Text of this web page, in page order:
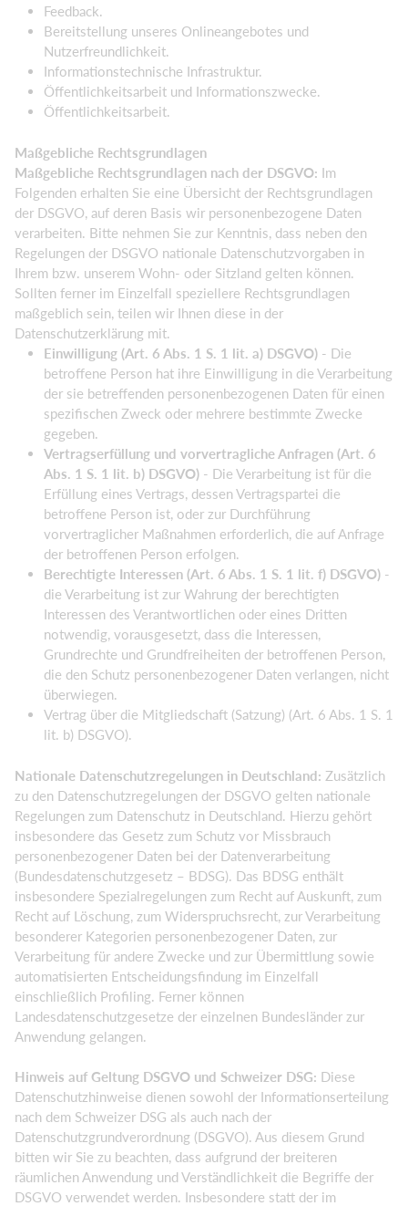
Feedback.
Bereitstellung unseres Onlineangebotes und
Nutzerfreundlichkeit.
Informationstechnische Infrastruktur.
Öffentlichkeitsarbeit und Informationszwecke.
Öffentlichkeitsarbeit.
Maßgebliche Rechtsgrundlagen
Maßgebliche Rechtsgrundlagen nach der DSGVO: Im
Folgenden erhalten Sie eine Übersicht der Rechtsgrundlagen
der DSGVO, auf deren Basis wir personenbezogene Daten
verarbeiten. Bitte nehmen Sie zur Kenntnis, dass neben den
Regelungen der DSGVO nationale Datenschutzvorgaben in
Ihrem bzw. unserem Wohn- oder Sitzland gelten können.
Sollten ferner im Einzelfall speziellere Rechtsgrundlagen
maßgeblich sein, teilen wir Ihnen diese in der
Datenschutzerklärung mit.
Einwilligung (Art. 6 Abs. 1 S. 1 lit. a) DSGVO) - Die
betroffene Person hat ihre Einwilligung in die Verarbeitung
der sie betreffenden personenbezogenen Daten für einen
spezifischen Zweck oder mehrere bestimmte Zwecke
gegeben.
Vertragserfüllung und vorvertragliche Anfragen (Art. 6
Abs. 1 S. 1 lit. b) DSGVO) - Die Verarbeitung ist für die
Erfüllung eines Vertrags, dessen Vertragspartei die
betroffene Person ist, oder zur Durchführung
vorvertraglicher Maßnahmen erforderlich, die auf Anfrage
der betroffenen Person erfolgen.
Berechtigte Interessen (Art. 6 Abs. 1 S. 1 lit. f) DSGVO) -
die Verarbeitung ist zur Wahrung der berechtigten
Interessen des Verantwortlichen oder eines Dritten
notwendig, vorausgesetzt, dass die Interessen,
Grundrechte und Grundfreiheiten der betroffenen Person,
die den Schutz personenbezogener Daten verlangen, nicht
überwiegen.
Vertrag über die Mitgliedschaft (Satzung) (Art. 6 Abs. 1 S. 1
lit. b) DSGVO).
Nationale Datenschutzregelungen in Deutschland: Zusätzlich
zu den Datenschutzregelungen der DSGVO gelten nationale
Regelungen zum Datenschutz in Deutschland. Hierzu gehört
insbesondere das Gesetz zum Schutz vor Missbrauch
personenbezogener Daten bei der Datenverarbeitung
(Bundesdatenschutzgesetz – BDSG). Das BDSG enthält
insbesondere Spezialregelungen zum Recht auf Auskunft, zum
Recht auf Löschung, zum Widerspruchsrecht, zur Verarbeitung
besonderer Kategorien personenbezogener Daten, zur
Verarbeitung für andere Zwecke und zur Übermittlung sowie
automatisierten Entscheidungsfindung im Einzelfall
einschließlich Profiling. Ferner können
Landesdatenschutzgesetze der einzelnen Bundesländer zur
Anwendung gelangen.
Hinweis auf Geltung DSGVO und Schweizer DSG: Diese
Datenschutzhinweise dienen sowohl der Informationserteilung
nach dem Schweizer DSG als auch nach der
Datenschutzgrundverordnung (DSGVO). Aus diesem Grund
bitten wir Sie zu beachten, dass aufgrund der breiteren
räumlichen Anwendung und Verständlichkeit die Begriffe der
DSGVO verwendet werden. Insbesondere statt der im